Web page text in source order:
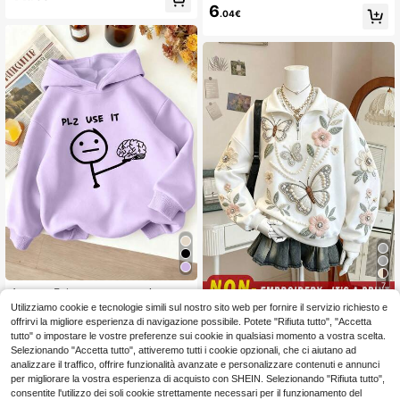
e corte, tinta unita, morbida, elastici
ce, casual, alla moda e versatile, ca
po base estivo
1 pezzo Felpa con cappuccio a ma
niche lunghe per ragazze con la scr
itta "PLZ USE IT", comoda e alla mo
da, ideale per uso casual
6.91€
bida e confortevole, abbigliamento
casual per tutti i giorni
6.04€
7
NEW Abbigliamento casual da raga
zza adolescente per autunno/inver
no, felpa con stampa di motivi flore
ali e farfalle ricamati finti, felpa spor
tiva bianca, felpa con chiusura lam
po per ragazze, felpa autunnale co
moda
9.98€
Utilizziamo cookie e tecnologie simili sul nostro sito web per fornire il servizio richiesto e
offrirvi la migliore esperienza di navigazione possibile. Potete "Rifiuta tutto", "Accetta
tutto" o impostare le vostre preferenze sui cookie in qualsiasi momento a vostra scelta.
Selezionando "Accetta tutto", attiveremo tutti i cookie opzionali, che ci aiutano ad
analizzare il traffico, offrire funzionalità avanzate e personalizzare contenuti e annunci
per migliorare la vostra esperienza di acquisto con SHEIN. Selezionando "Rifiuta tutto",
consentite l'utilizzo dei soli cookie strettamente necessari per il funzionamento del